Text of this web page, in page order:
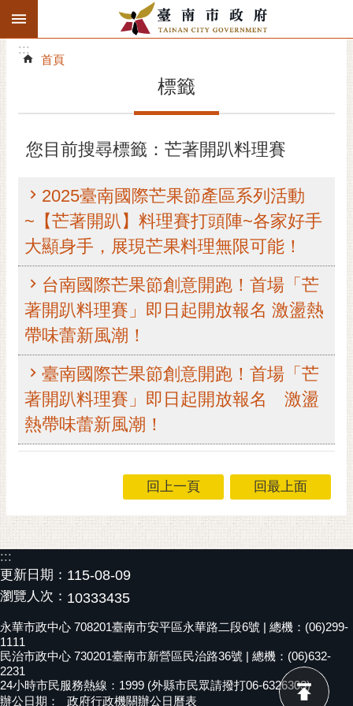
跳到主要內容區塊
搜
階
精彩府城
市府團隊
主題服務
市政資訊
市民互動
偉
哲
螢
桐
花
網
站
導
覽
訂
:::
:::
首頁
標籤
您目前搜尋標籤：芒著開趴料理賽
2025臺南國際芒果節產區系列活動
~【芒著開趴】料理賽打頭陣~各家好手
大顯身手，展現芒果料理無限可能！
台南國際芒果節創意開跑！首場「芒
著開趴料理賽」即日起開放報名 激盪熱
帶味蕾新風潮！
臺南國際芒果節創意開跑！首場「芒
著開趴料理賽」即日起開放報名 激盪
熱帶味蕾新風潮！
回上一頁 回最上面
:::
更新日期： 115-08-09
瀏覽人次： 10333435
永華市政中心 708201臺南市安平區永華路二段6號 | 總機：(06)299-
1111
民治市政中心 730201臺南市新營區民治路36號 | 總機：(06)632-
2231
24小時市民服務熱線：1999 (外縣市民眾請撥打06-6326303)
辦公日期：
政府行政機關辦公日曆表